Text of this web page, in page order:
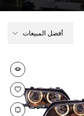
أفضل المبيعات